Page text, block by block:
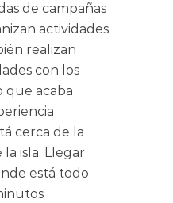
de campañas
actividades
realizan
con los
que acaba
cerca de la
isla. Llegar
está todo